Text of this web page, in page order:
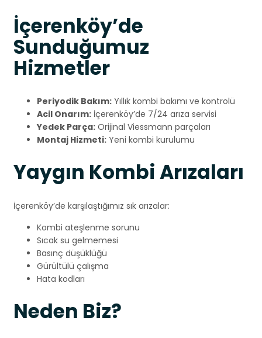
İçerenköy’de
Sunduğumuz
Hizmetler
Periyodik Bakım: Yıllık kombi bakımı ve kontrolü
Acil Onarım: İçerenköy’de 7/24 arıza servisi
Yedek Parça: Orijinal Viessmann parçaları
Montaj Hizmeti: Yeni kombi kurulumu
Yaygın Kombi Arızaları
İçerenköy’de karşılaştığımız sık arızalar:
Kombi ateşlenme sorunu
Sıcak su gelmemesi
Basınç düşüklüğü
Gürültülü çalışma
Hata kodları
Neden Biz?